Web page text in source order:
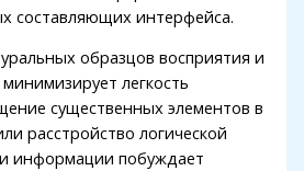
составляющих интерфейса.
образцов восприятия и
легкость
существенных элементов в
расстройство логической
информации побуждает